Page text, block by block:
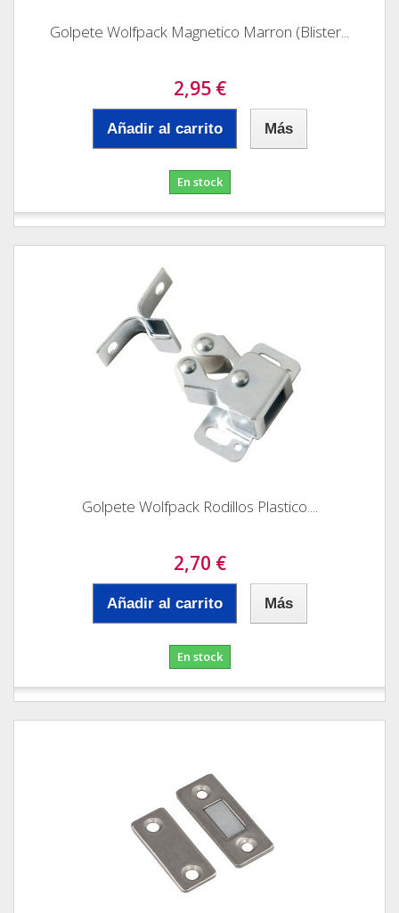
Golpete Wolfpack Magnetico Marron (Blister...
2,95 €
Añadir al carrito Más
En stock
Golpete Wolfpack Rodillos Plastico....
2,70 €
Añadir al carrito Más
En stock